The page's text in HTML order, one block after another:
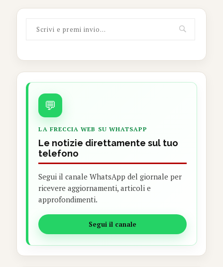
💬
LA FRECCIA WEB SU WHATSAPP
Le notizie direttamente sul tuo
telefono
Segui il canale WhatsApp del giornale per
ricevere aggiornamenti, articoli e
approfondimenti.
Segui il canale